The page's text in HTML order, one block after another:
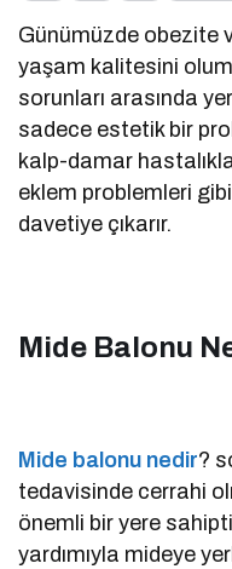
Günümüzde obezite
yaşam kalitesini
sorunları arasında
sadece estetik bir
kalp-damar
eklem problemleri
davetiye çıkarır.
Mide Balonu
Mide balonu nedir?
tedavisinde cerrahi
önemli bir yere
yardımıyla mideye